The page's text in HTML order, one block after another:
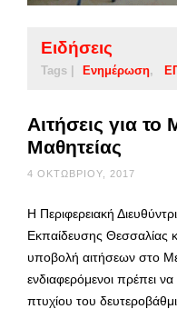
Ειδήσεις
Tags | Ενημέρωση
Αιτήσεις για
Μαθητείας
4 ΟΚΤΩΒΡΊΟΥ, 2017
Η Περιφερειακή
Εκπαίδευσης Θεσσαλίας
υποβολή αιτήσεων στο
ενδιαφερόμενοι πρέπει να
πτυχίου του